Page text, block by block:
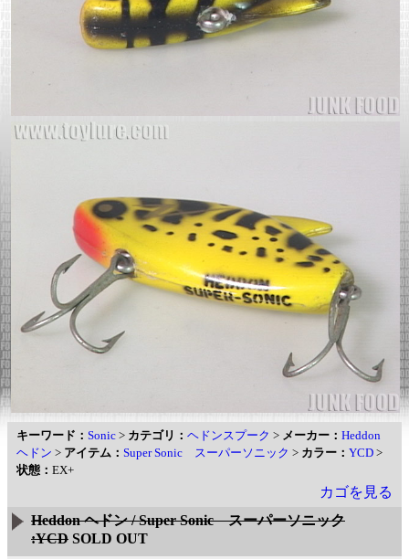
キーワード： Sonic > カテゴリ： ヘドンスプーク > メーカー： Heddon
ヘドン > アイテム： Super Sonic スーパーソニック > カラー： YCD >
状態： EX+
カゴを見る
Heddon ヘドン / Super Sonic スーパーソニック
:YCD SOLD OUT